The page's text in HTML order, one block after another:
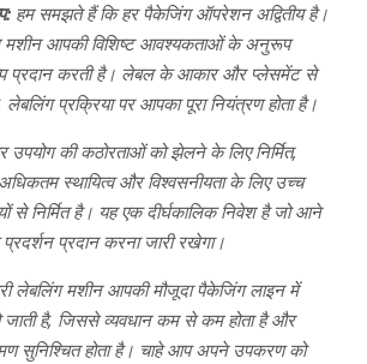
हम समझते हैं कि हर पैकेजिंग ऑपरेशन अद्वितीय है।
मशीन आपकी विशिष्ट आवश्यकताओं के अनुरूप
प्रदान करती है। लेबल के आकार और प्लेसमेंट से
प्रक्रिया पर आपका पूरा नियंत्रण होता है।
उपयोग की कठोरताओं को झेलने के लिए निर्मित,
स्थायित्व और विश्वसनीयता के लिए उच्च
से निर्मित है। यह एक दीर्घकालिक निवेश है जो आने
प्रदर्शन प्रदान करना जारी रखेगा।
लेबलिंग मशीन आपकी मौजूदा पैकेजिंग लाइन में
है, जिससे व्यवधान कम से कम होता है और
सुनिश्चित होता है। चाहे आप अपने उपकरण को